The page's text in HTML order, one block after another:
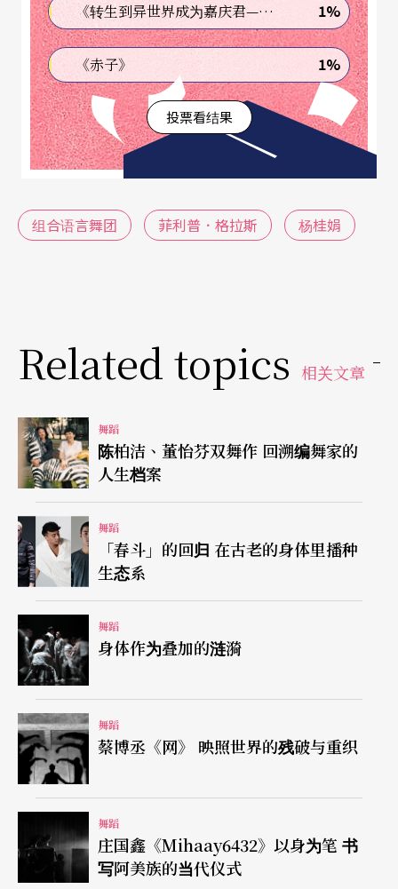
底下河流的存在，却不知道其源头和通往哪里？」
更直接演变为杨桂娟此次创作的触媒。
循著这句话，她思索自己过往的创作驱动，总是从
情感出发，这一次何不向极简音乐的理性取经，作
为自己向心仪音乐家的致敬方式？可是，不断抛下
情感朝理性靠近，却对创作失去了感觉，杨桂娟体
会，自己终不能违背直觉创作。
经验。舞者给出自己生命难忘的时刻，她则顺著时
间之流，整理自己面临晚年的心境。
与纽约传奇华人女舞者合作
杨桂娟也邀请了旅美中国舞者侯莹加入创作阵容。
侯莹是近年在纽约舞坛的一则传奇，在美期间与编
舞家沈伟合作，精准舞技曾被《纽约时报》誉为
「年度最佳女舞者」。
杨桂娟认为，侯莹成熟的肢体与气韵，势必以迥异
于年轻舞者的姿态存在于舞台上，甚至作为她投射
自我心境的象征。而那只侯莹蜷身其间的箱子，从
有到空无，恰恰解释了杨桂娟心中的极简。
「创作跟我生命关联这么久，我一直把创作当成修
行，或说修性。这次有没有可能藉创作找到自己定
义的，严格说不是『极简』，而是『简洁』？」舞
到最后，无人空台上的一只空箱，看似虚空，却包
《转生到异世界成为嘉庆君—发现我的祖先是诈骗集团!?》 1%
《赤子》 1%
投票看结果
组合语言舞团 菲利普．格拉斯 杨桂娟
Related topics 相关文章
舞蹈
陈柏洁、董怡芬双舞作 回溯编舞家的
人生档案
舞蹈
「春斗」的回归 在古老的身体里播种
生态系
舞蹈
身体作为叠加的涟漪
舞蹈
蔡博丞《网》 映照世界的残破与重织
舞蹈
庄国鑫《Mihaay6432》以身为笔 书
写阿美族的当代仪式